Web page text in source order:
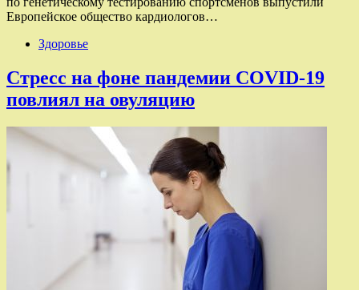
Европейское общество кардиологов…
Здоровье
Стресс на фоне пандемии COVID-19
повлиял на овуляцию